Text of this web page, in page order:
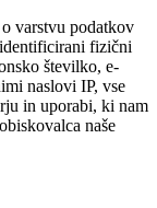
varstvu podatkov
fizični
številko, e-
naslovi IP, vse
in uporabi, ki nam
naše